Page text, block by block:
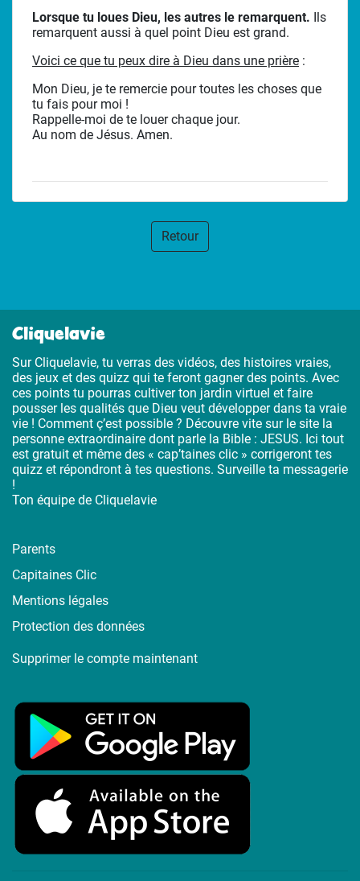
Lorsque tu loues Dieu, les autres le remarquent. Ils
remarquent aussi à quel point Dieu est grand.
Voici ce que tu peux dire à Dieu dans une prière :
Mon Dieu, je te remercie pour toutes les choses que
tu fais pour moi !
Rappelle-moi de te louer chaque jour.
Au nom de Jésus. Amen.
Retour
Cliquelavie
Sur Cliquelavie, tu verras des vidéos, des histoires vraies,
des jeux et des quizz qui te feront gagner des points. Avec
ces points tu pourras cultiver ton jardin virtuel et faire
pousser les qualités que Dieu veut développer dans ta vraie
vie ! Comment ç’est possible ? Découvre vite sur le site la
personne extraordinaire dont parle la Bible : JESUS. Ici tout
est gratuit et même des « cap’taines clic » corrigeront tes
quizz et répondront à tes questions. Surveille ta messagerie
!
Ton équipe de Cliquelavie
Parents
Capitaines Clic
Mentions légales
Protection des données
Supprimer le compte maintenant